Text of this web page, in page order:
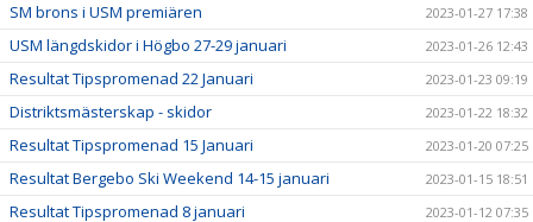
SM brons i USM premiären 2023-01-27 17:38
USM längdskidor i Högbo 27-29 januari 2023-01-26 12:43
Resultat Tipspromenad 22 Januari 2023-01-23 09:19
Distriktsmästerskap - skidor 2023-01-22 18:32
Resultat Tipspromenad 15 Januari 2023-01-20 07:25
Resultat Bergebo Ski Weekend 14-15 januari 2023-01-15 18:51
Resultat Tipspromenad 8 januari 2023-01-12 07:35